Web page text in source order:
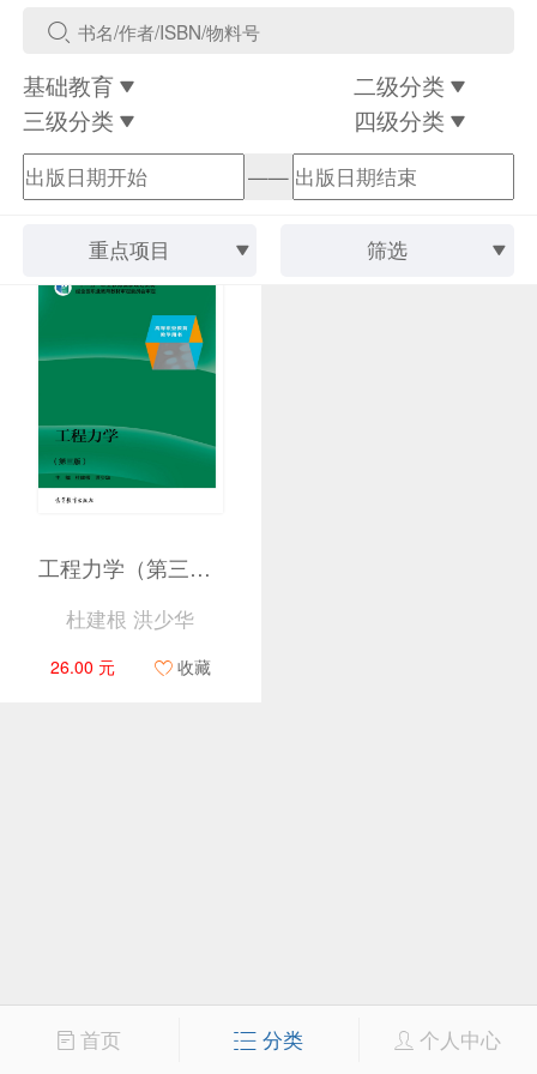
基础教育
二级分类
三级分类
四级分类
——
重点项目 筛选
工程力学（第三版）
杜建根 洪少华
26.00 元 收藏
首页 分类 个人中心